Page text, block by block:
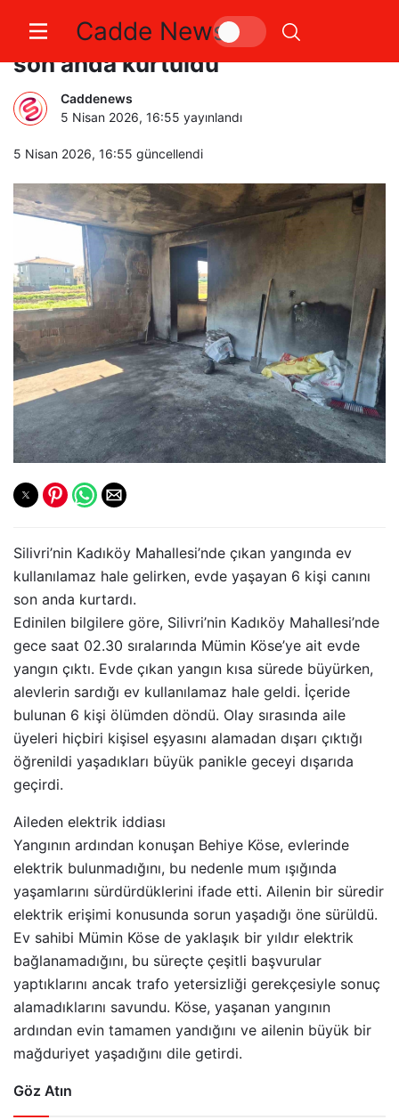
Cadde News
Silivri Kadıköy’de yangın: 6 kişi
son anda kurtuldu
Caddenews
5 Nisan 2026, 16:55 yayınlandı
5 Nisan 2026, 16:55 güncellendi
Silivri’nin Kadıköy Mahallesi’nde çıkan yangında ev
kullanılamaz hale gelirken, evde yaşayan 6 kişi canını
son anda kurtardı.
Edinilen bilgilere göre, Silivri’nin Kadıköy Mahallesi’nde
gece saat 02.30 sıralarında Mümin Köse’ye ait evde
yangın çıktı. Evde çıkan yangın kısa sürede büyürken,
alevlerin sardığı ev kullanılamaz hale geldi. İçeride
bulunan 6 kişi ölümden döndü. Olay sırasında aile
üyeleri hiçbiri kişisel eşyasını alamadan dışarı çıktığı
öğrenildi yaşadıkları büyük panikle geceyi dışarıda
geçirdi.
Aileden elektrik iddiası
Yangının ardından konuşan Behiye Köse, evlerinde
elektrik bulunmadığını, bu nedenle mum ışığında
yaşamlarını sürdürdüklerini ifade etti. Ailenin bir süredir
elektrik erişimi konusunda sorun yaşadığı öne sürüldü.
Ev sahibi Mümin Köse de yaklaşık bir yıldır elektrik
bağlanamadığını, bu süreçte çeşitli başvurular
yaptıklarını ancak trafo yetersizliği gerekçesiyle sonuç
alamadıklarını savundu. Köse, yaşanan yangının
ardından evin tamamen yandığını ve ailenin büyük bir
mağduriyet yaşadığını dile getirdi.
Göz Atın